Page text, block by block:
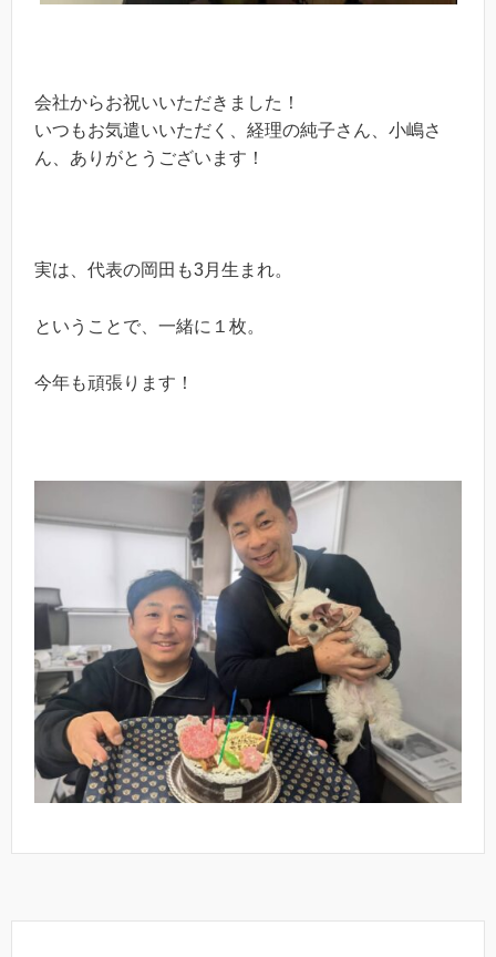
会社からお祝いいただきました！
いつもお気遣いいただく、経理の純子さん、小嶋さ
ん、ありがとうございます！
実は、代表の岡田も3月生まれ。
ということで、一緒に１枚。
今年も頑張ります！